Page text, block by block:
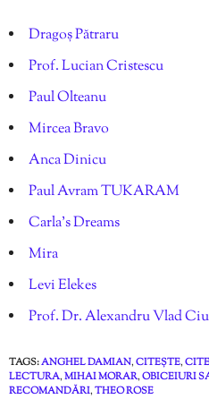
Dragoș Pătraru
Prof. Lucian Cristescu
Paul Olteanu
Mircea Bravo
Anca Dinicu
Paul Avram TUKARAM
Carla’s Dreams
Mira
Levi Elekes
Prof. Dr. Alexandru Vlad
TAGS:ANGHEL DAMIAN,CITEȘTE,
LECTURA,MIHAI MORAR,OBICEIURI
RECOMANDĂRI,THEO ROSE